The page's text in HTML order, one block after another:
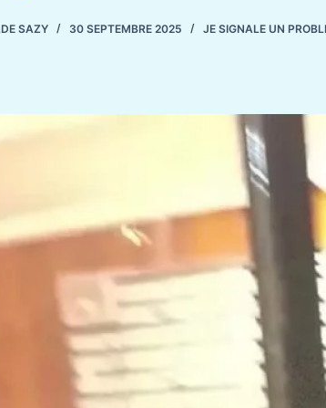
SAZY 30 SEPTEMBRE 2025 JE SIGNALE UN